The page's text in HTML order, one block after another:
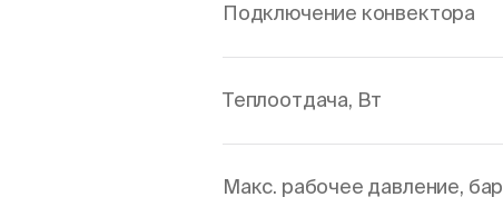
Подключение конвектора
Теплоотдача, Вт
Макс. рабочее давление, бар